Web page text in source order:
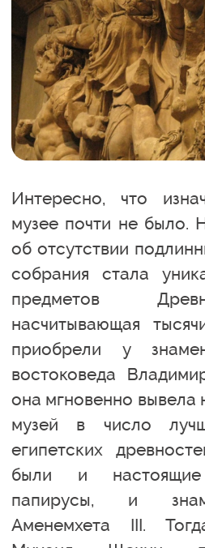
Интересно, что
музее почти не было.
об отсутствии
собрания стала
предметов
насчитывающая
приобрели у
востоковеда
она мгновенно вывела
музей в число
египетских
были и
папирусы, и
Аменемхета III.